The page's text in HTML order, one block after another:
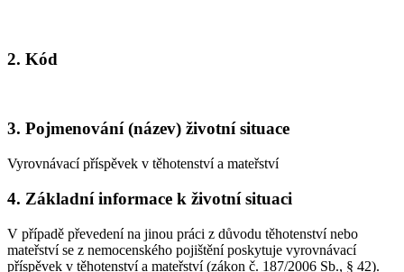
2. Kód
3. Pojmenování (název) životní situace
Vyrovnávací příspěvek v těhotenství a mateřství
4. Základní informace k životní situaci
V případě převedení na jinou práci z důvodu těhotenství nebo
mateřství se z nemocenského pojištění poskytuje vyrovnávací
příspěvek v těhotenství a mateřství (zákon č. 187/2006 Sb., § 42).